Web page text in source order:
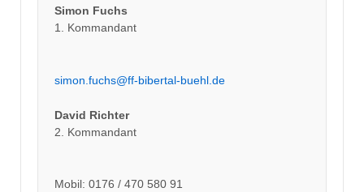
Simon Fuchs
1. Kommandant
simon.fuchs@ff-bibertal-buehl.de
David Richter
2. Kommandant
Mobil: 0176 / 470 580 91